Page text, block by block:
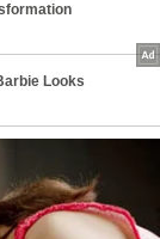
Looks